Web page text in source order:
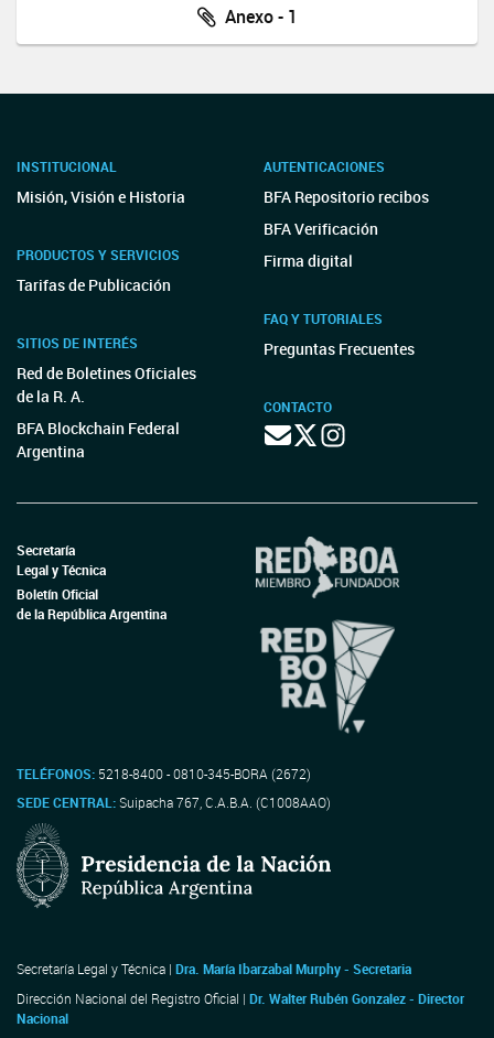
Anexo - 1
INSTITUCIONAL
Misión, Visión e Historia
PRODUCTOS Y SERVICIOS
Tarifas de Publicación
SITIOS DE INTERÉS
Red de Boletines Oficiales
de la R. A.
BFA Blockchain Federal
Argentina
AUTENTICACIONES
BFA Repositorio recibos
BFA Verificación
Firma digital
FAQ Y TUTORIALES
Preguntas Frecuentes
CONTACTO
Secretaría
Legal y Técnica
Boletín Oficial
de la República Argentina
TELÉFONOS: 5218-8400 - 0810-345-BORA (2672)
SEDE CENTRAL:Suipacha 767, C.A.B.A. (C1008AAO)
Secretaría Legal y Técnica | Dra. María Ibarzabal Murphy - Secretaria
Dirección Nacional del Registro Oficial | Dr. Walter Rubén Gonzalez - Director
Nacional